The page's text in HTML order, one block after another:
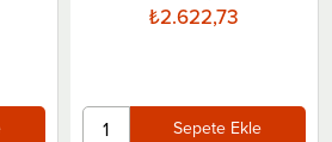
₺2.622,73
Sepete Ekle